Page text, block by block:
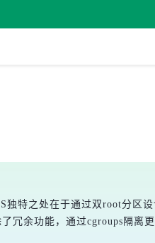
特之处在于通过双root分区
余功能，通过cgroups隔离